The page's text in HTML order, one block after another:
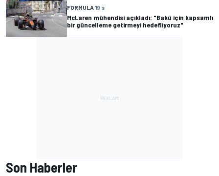
FORMULA 19 s
McLaren mühendisi açıkladı: "Bakü için kapsamlı
bir güncelleme getirmeyi hedefliyoruz"
Son Haberler